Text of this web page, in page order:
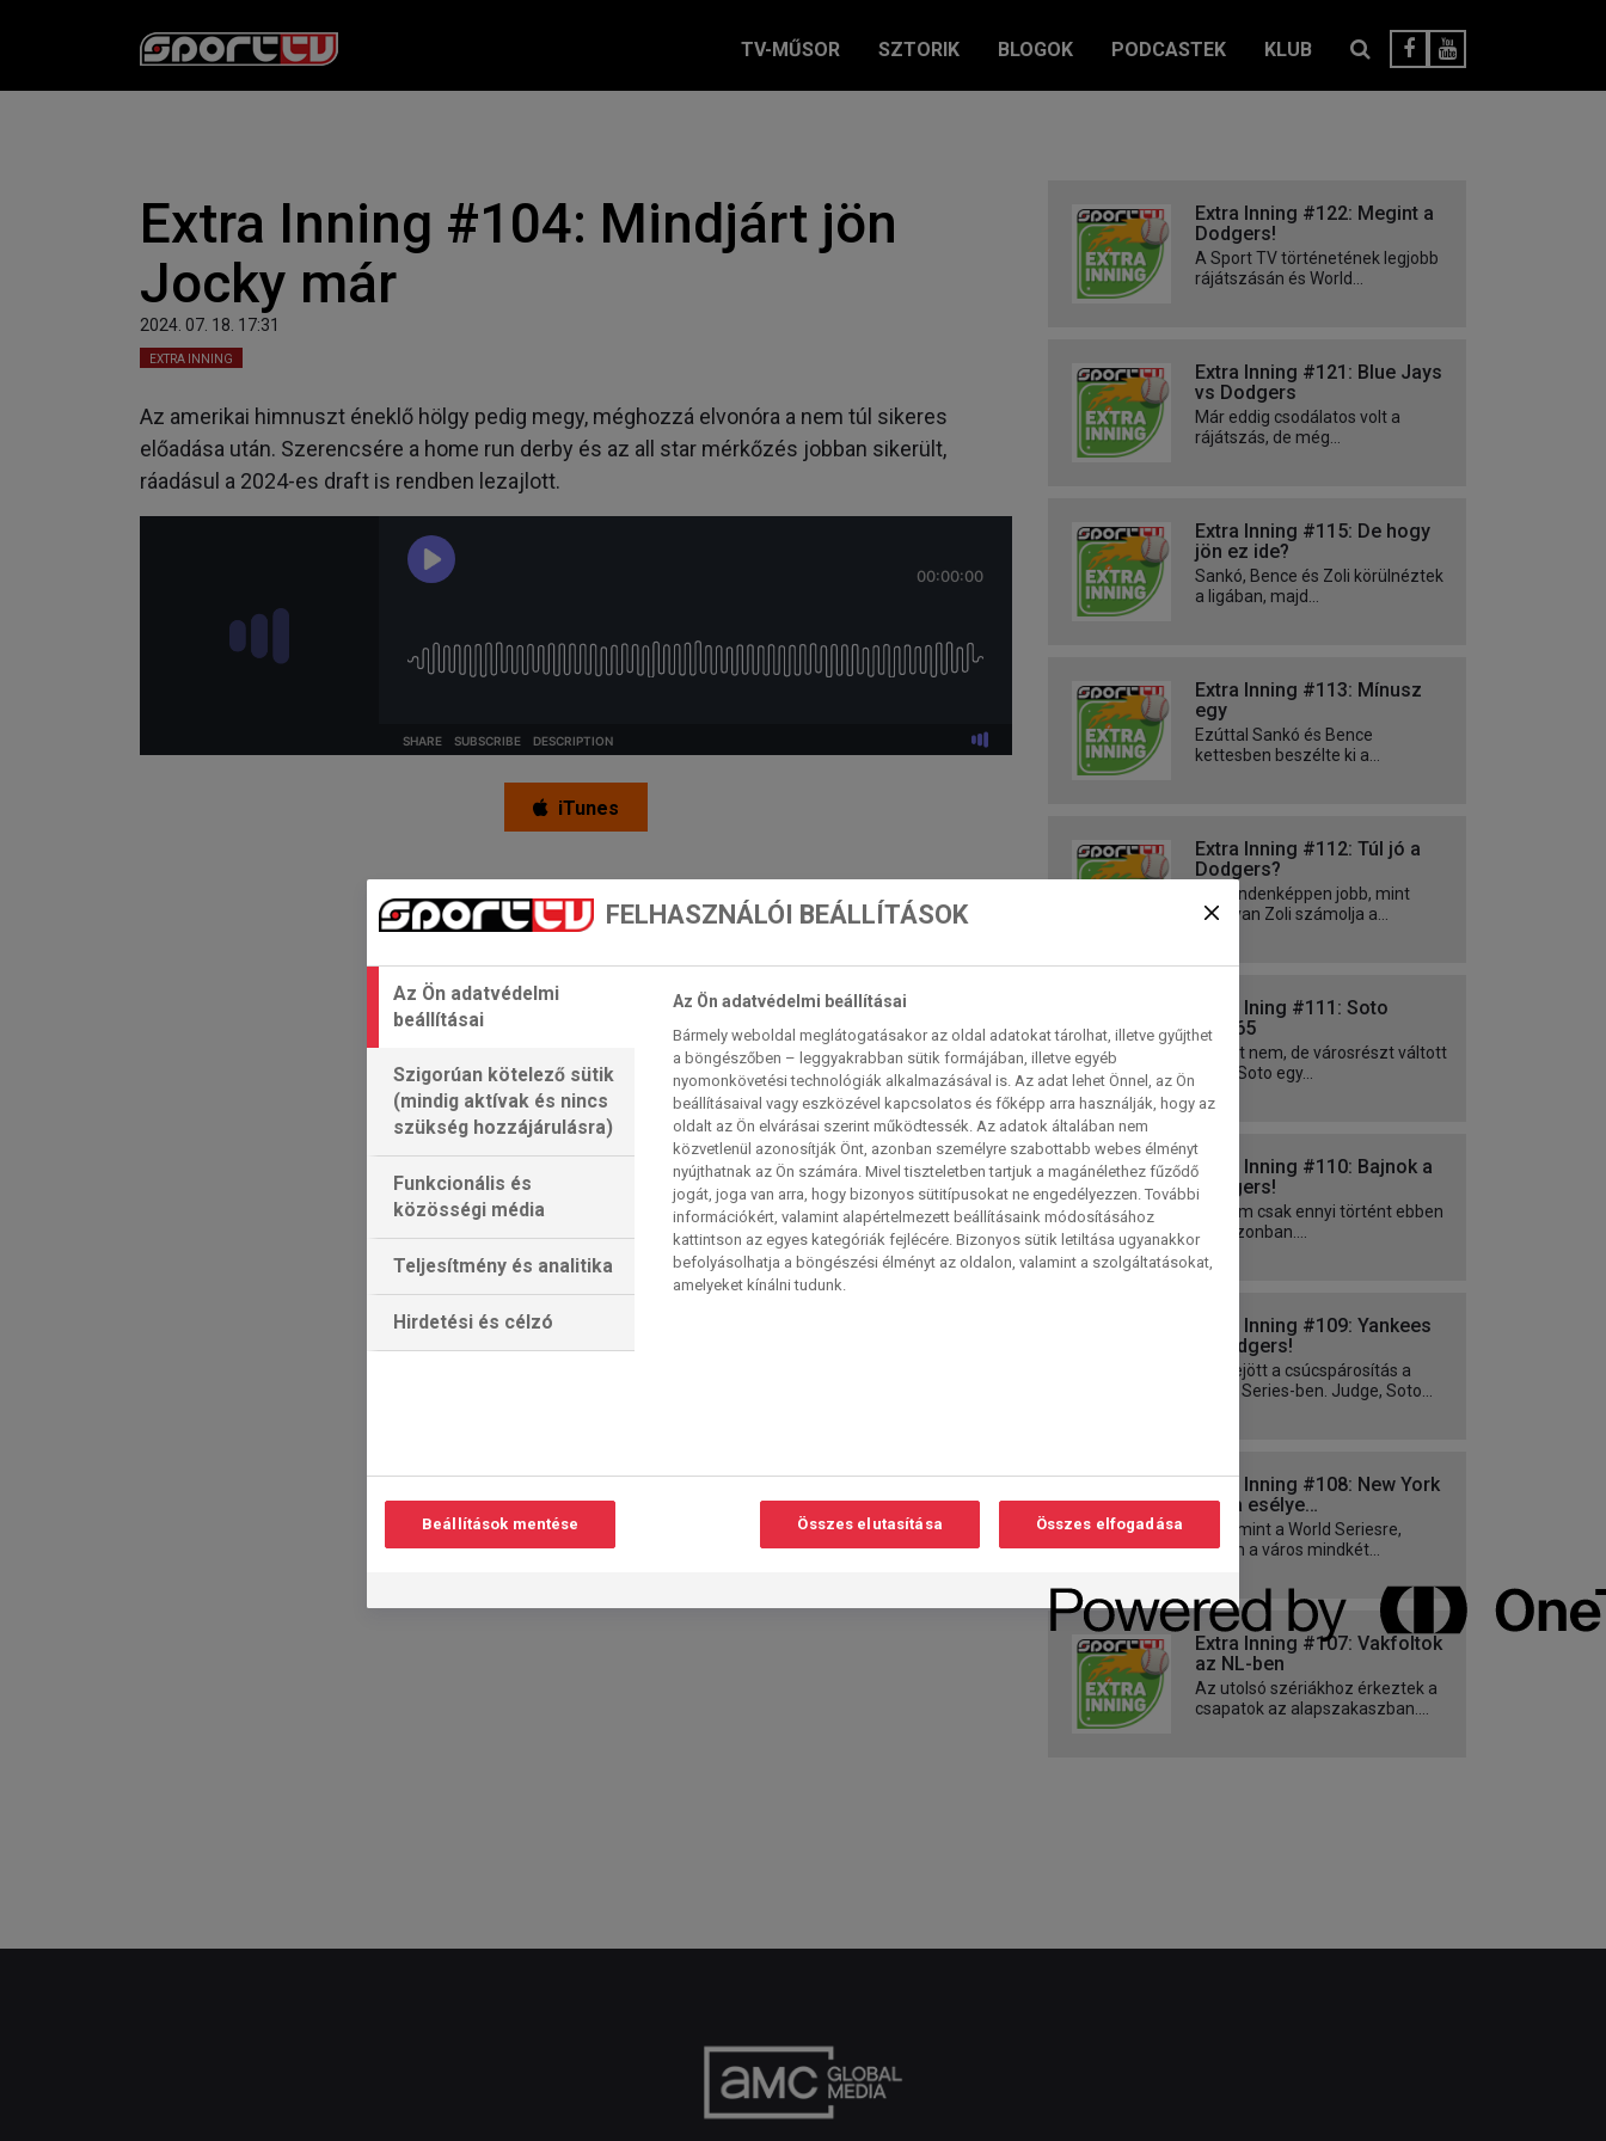
TV-MŰSOR SZTORIK BLOGOK PODCASTEK KLUB
Extra Inning #104: Mindjárt jön
Jocky már
2024. 07. 18. 17:31
EXTRA INNING
Az amerikai himnuszt éneklő hölgy pedig megy, méghozzá elvonóra a nem túl sikeres
előadása után. Szerencsére a home run derby és az all star mérkőzés jobban sikerült,
ráadásul a 2024-es draft is rendben lezajlott.
iTunes
Extra Inning #122: Megint a
Dodgers!
A Sport TV történetének legjobb
rájátszásán és World...
Extra Inning #121: Blue Jays
vs Dodgers
Már eddig csodálatos volt a
rájátszás, de még...
Extra Inning #115: De hogy
jön ez ide?
Sankó, Bence és Zoli körülnéztek
a ligában, majd...
Extra Inning #113: Mínusz
egy
Ezúttal Sankó és Bence
kettesben beszélte ki a...
Extra Inning #112: Túl jó a
Dodgers?
De mindenképpen jobb, mint
ahogyan Zoli számolja a...
Extra Ining #111: Soto
15/765
Várost nem, de városrészt váltott
Juan Soto egy...
Extra Inning #110: Bajnok a
Dodgers!
De nem csak ennyi történt ebben
a szezonban....
Extra Inning #109: Yankees
– Dodgers!
Összejött a csúcspárosítás a
World Series-ben. Judge, Soto...
Extra Inning #108: New York
dupla esélye…
...mármint a World Seriesre,
hiszen a város mindkét...
Extra Inning #107: Vakfoltok
az NL-ben
Az utolsó szériákhoz érkeztek a
csapatok az alapszakaszban....
FELHASZNÁLÓI BEÁLLÍTÁSOK
Az Ön adatvédelmi
beállításai
Szigorúan kötelező sütik
(mindig aktívak és nincs
szükség hozzájárulásra)
Funkcionális és
közösségi média
Teljesítmény és analitika
Hirdetési és célzó
Az Ön adatvédelmi beállításai
Bármely weboldal meglátogatásakor az oldal adatokat tárolhat, illetve gyűjthet
a böngészőben – leggyakrabban sütik formájában, illetve egyéb
nyomonkövetési technológiák alkalmazásával is. Az adat lehet Önnel, az Ön
beállításaival vagy eszközével kapcsolatos és főképp arra használják, hogy az
oldalt az Ön elvárásai szerint működtessék. Az adatok általában nem
közvetlenül azonosítják Önt, azonban személyre szabottabb webes élményt
nyújthatnak az Ön számára. Mivel tiszteletben tartjuk a magánélethez fűződő
jogát, joga van arra, hogy bizonyos sütitípusokat ne engedélyezzen. További
információkért, valamint alapértelmezett beállításaink módosításához
kattintson az egyes kategóriák fejlécére. Bizonyos sütik letiltása ugyanakkor
befolyásolhatja a böngészési élményt az oldalon, valamint a szolgáltatásokat,
amelyeket kínálni tudunk.
Beállítások mentése Összes elutasítása Összes elfogadása